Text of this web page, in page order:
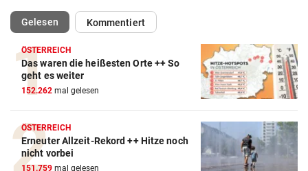
Gelesen(ausgewählt)Kommentiert
ÖSTERREICH
Das waren die heißesten Orte ++ So
geht es weiter
152.262 mal gelesen
ÖSTERREICH
Erneuter Allzeit-Rekord ++ Hitze noch
nicht vorbei
151.759 mal gelesen